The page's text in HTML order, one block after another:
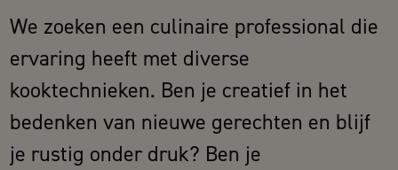
We zoeken een culinaire professional die
ervaring heeft met diverse
kooktechnieken. Ben je creatief in het
bedenken van nieuwe gerechten en blijf
je rustig onder druk? Ben je